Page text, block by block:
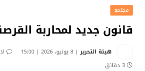
مجتمع
قانون جديد لمحاربة
هيئة التحرير 8 يونيو، 2026 | 15:00
3 دقائق